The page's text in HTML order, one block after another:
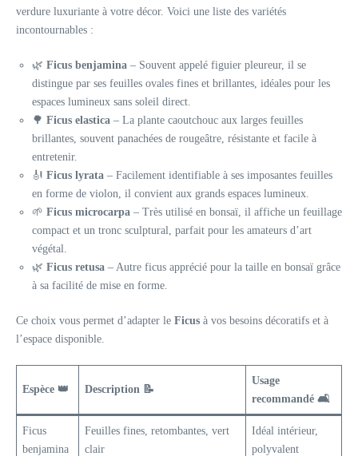
verdure luxuriante à votre décor. Voici une liste des variétés
incontournables :
🌿 Ficus benjamina – Souvent appelé figuier pleureur, il se
distingue par ses feuilles ovales fines et brillantes, idéales pour les
espaces lumineux sans soleil direct.
🌳 Ficus elastica – La plante caoutchouc aux larges feuilles
brillantes, souvent panachées de rougeâtre, résistante et facile à
entretenir.
🎻 Ficus lyrata – Facilement identifiable à ses imposantes feuilles
en forme de violon, il convient aux grands espaces lumineux.
🌱 Ficus microcarpa – Très utilisé en bonsaï, il affiche un feuillage
compact et un tronc sculptural, parfait pour les amateurs d’art
végétal.
🌿 Ficus retusa – Autre ficus apprécié pour la taille en bonsaï grâce
à sa facilité de mise en forme.
Ce choix vous permet d’adapter le Ficus à vos besoins décoratifs et à
l’espace disponible.
Espèce 👑 Description 📝
Usage
recommandé 🛋️
Ficus
benjamina
Feuilles fines, retombantes, vert
clair
Idéal intérieur,
polyvalent